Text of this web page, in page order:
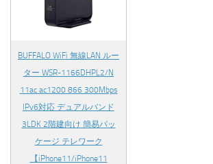
BUFFALO WiFi 無線LAN ルー
ター WSR-1166DHPL2/N
11ac ac1200 866 300Mbps
IPv6対応 デュアルバンド
3LDK 2階建向け 簡易パッ
ケージ テレワーク
【iPhone11/iPhone11